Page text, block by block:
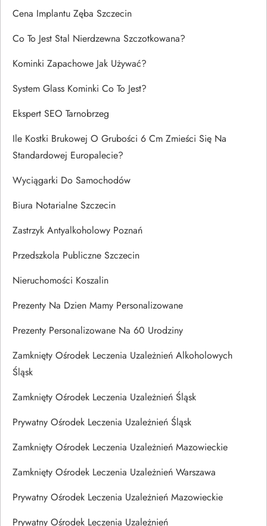
Cena Implantu Zęba Szczecin
Co To Jest Stal Nierdzewna Szczotkowana?
Kominki Zapachowe Jak Używać?
System Glass Kominki Co To Jest?
Ekspert SEO Tarnobrzeg
Ile Kostki Brukowej O Grubości 6 Cm Zmieści Się Na
Standardowej Europalecie?
Wyciągarki Do Samochodów
Biura Notarialne Szczecin
Zastrzyk Antyalkoholowy Poznań
Przedszkola Publiczne Szczecin
Nieruchomości Koszalin
Prezenty Na Dzien Mamy Personalizowane
Prezenty Personalizowane Na 60 Urodziny
Zamknięty Ośrodek Leczenia Uzależnień Alkoholowych
Śląsk
Zamknięty Ośrodek Leczenia Uzależnień Śląsk
Prywatny Ośrodek Leczenia Uzależnień Śląsk
Zamknięty Ośrodek Leczenia Uzależnień Mazowieckie
Zamknięty Ośrodek Leczenia Uzależnień Warszawa
Prywatny Ośrodek Leczenia Uzależnień Mazowieckie
Prywatny Ośrodek Leczenia Uzależnień